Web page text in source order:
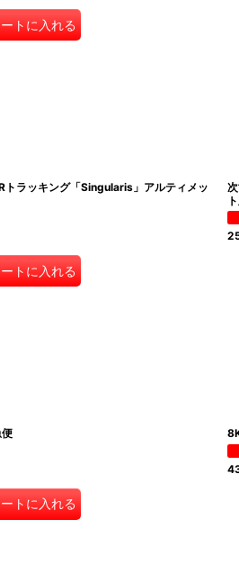
トに入れる
トラッキング「Singularis」アルティメッ
トに入れる
トに入れる